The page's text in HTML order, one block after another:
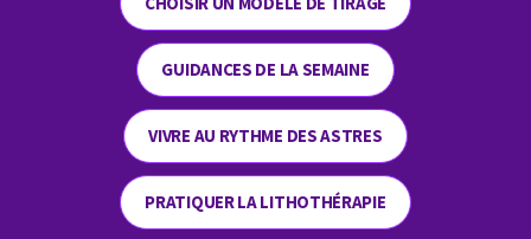
GUIDANCES DE LA SEMAINE
VIVRE AU RYTHME DES ASTRES
PRATIQUER LA LITHOTHÉRAPIE